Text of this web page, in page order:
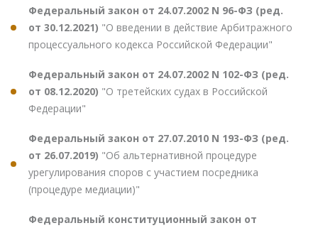
Федеральный закон от 24.07.2002 N 96-ФЗ (ред.
от 30.12.2021) "О введении в действие Арбитражного
процессуального кодекса Российской Федерации"
Федеральный закон от 24.07.2002 N 102-ФЗ (ред.
от 08.12.2020) "О третейских судах в Российской
Федерации"
Федеральный закон от 27.07.2010 N 193-ФЗ (ред.
от 26.07.2019) "Об альтернативной процедуре
урегулирования споров с участием посредника
(процедуре медиации)"
Федеральный конституционный закон от